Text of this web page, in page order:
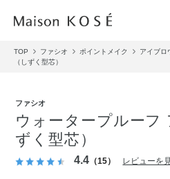
TOP ファシオ ポイントメイク アイブロ
（しずく型芯）
ファシオ
ウォータープルーフ
ずく型芯）
4.4 （15） レビューを